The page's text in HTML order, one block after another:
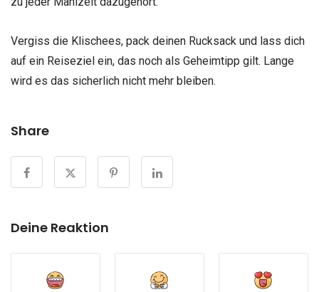
Vergiss die Klischees, pack deinen Rucksack und lass dich
auf ein Reiseziel ein, das noch als Geheimtipp gilt. Lange
wird es das sicherlich nicht mehr bleiben.
Share
Deine Reaktion